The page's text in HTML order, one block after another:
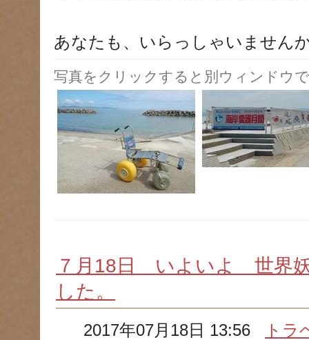
あなたも、いらっしゃいません
写真をクリックすると別ウィンドウ
７月18日 いよいよ 世界
した。
2017年07月18日 13:56 トラ